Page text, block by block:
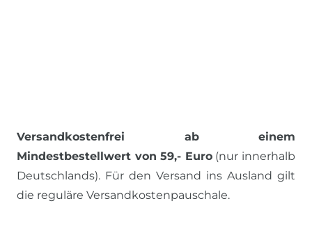
Versandkostenfrei ab einem
Mindestbestellwert von 59,- Euro(nur innerhalb
Deutschlands). Für den Versand ins Ausland gilt
die reguläre Versandkostenpauschale.